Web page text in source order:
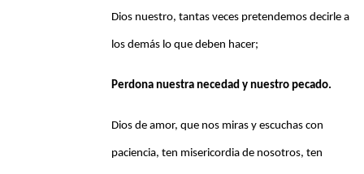
Dios nuestro, tantas veces pretendemos decirle a
los demás lo que deben hacer;
Perdona nuestra necedad y nuestro pecado.
Dios de amor, que nos miras y escuchas con
paciencia, ten misericordia de nosotros, ten